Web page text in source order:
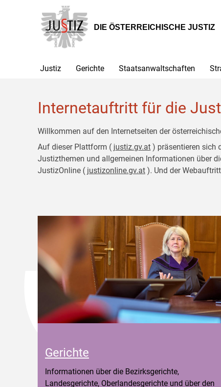
Hauptnavigation
[1]
Inhalt
[2]
DIE ÖSTERREICHISCHE JUSTIZ
Justiz Gerichte Staatsanwaltschaften
Internetauftritt für die
Willkommen auf den Internetseiten der
Auf dieser Plattform ( justiz.gv.at ) präsentieren sich
Justizthemen und allgemeinen Informationen über
JustizOnline ( justizonline.gv.at ). Und der
Gerichte
Informationen über die Bezirksgerichte,
Landesgerichte, Oberlandesgerichte und über den